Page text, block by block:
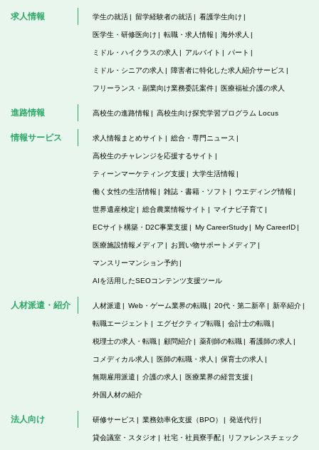
求人情報 学生の就活 留学経験者の就活 看護学生向け
医学生・研修医向け 転職・求人情報 海外求人
ミドル・ハイクラスの求人 アルバイト パート
ミドル・シニアの求人 障害者に特化した求人紹介サービス
フリーランス・副業向け業務委託案件 医療福祉介護の求人
進路情報 高校生の進路情報 高校生向け探究学習プログラム Locus
情報サービス 求人情報まとめサイト 総合・専門ニュース
高校生のチャレンジを応援するサイト
ティーンマーケティング支援 大学生活情報
働く女性の生活情報 雑誌・書籍・ソフト ウエディング情報
世界遺産検定 総合農業情報サイト マイナビ子育て
ECサイト構築・D2C事業支援 My CareerStudy My CareerID
医療施設情報メディア お買い物サポートメディア
マンスリーマンション予約
AIを活用したSEOコンテンツ支援ツール
人材派遣・紹介 人材派遣 Web・ゲーム業界の転職 20代・第二新卒 新卒紹介
転職エージェント エグゼクティブ転職 会計士の転職
税理士の求人・転職 顧問紹介 薬剤師の転職 看護師の求人
コメディカル求人 医師の転職・求人 保育士の求人
無期雇用派遣 介護の求人 医療業界の経営支援
外国人材の紹介
法人向け 研修サービス 業務効率化支援（BPO） 発送代行
貸会議室・スタジオ 社宅・社員寮手配 リファレンスチェック